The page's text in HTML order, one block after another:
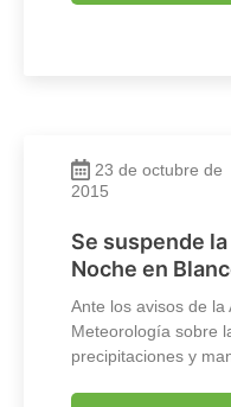
23 de octubre de
2015
Se suspende
Noche en
Ante los avisos de la
Meteorología sobre
precipitaciones y